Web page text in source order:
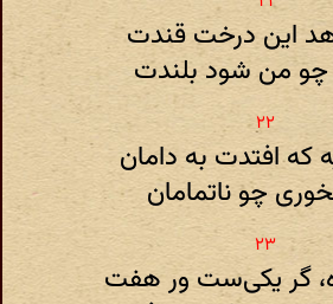
این درخت قندت
چو من شود بلندت
که افتدت به دامان
چو ناتمامان
گر یکی‌ست ور هفت